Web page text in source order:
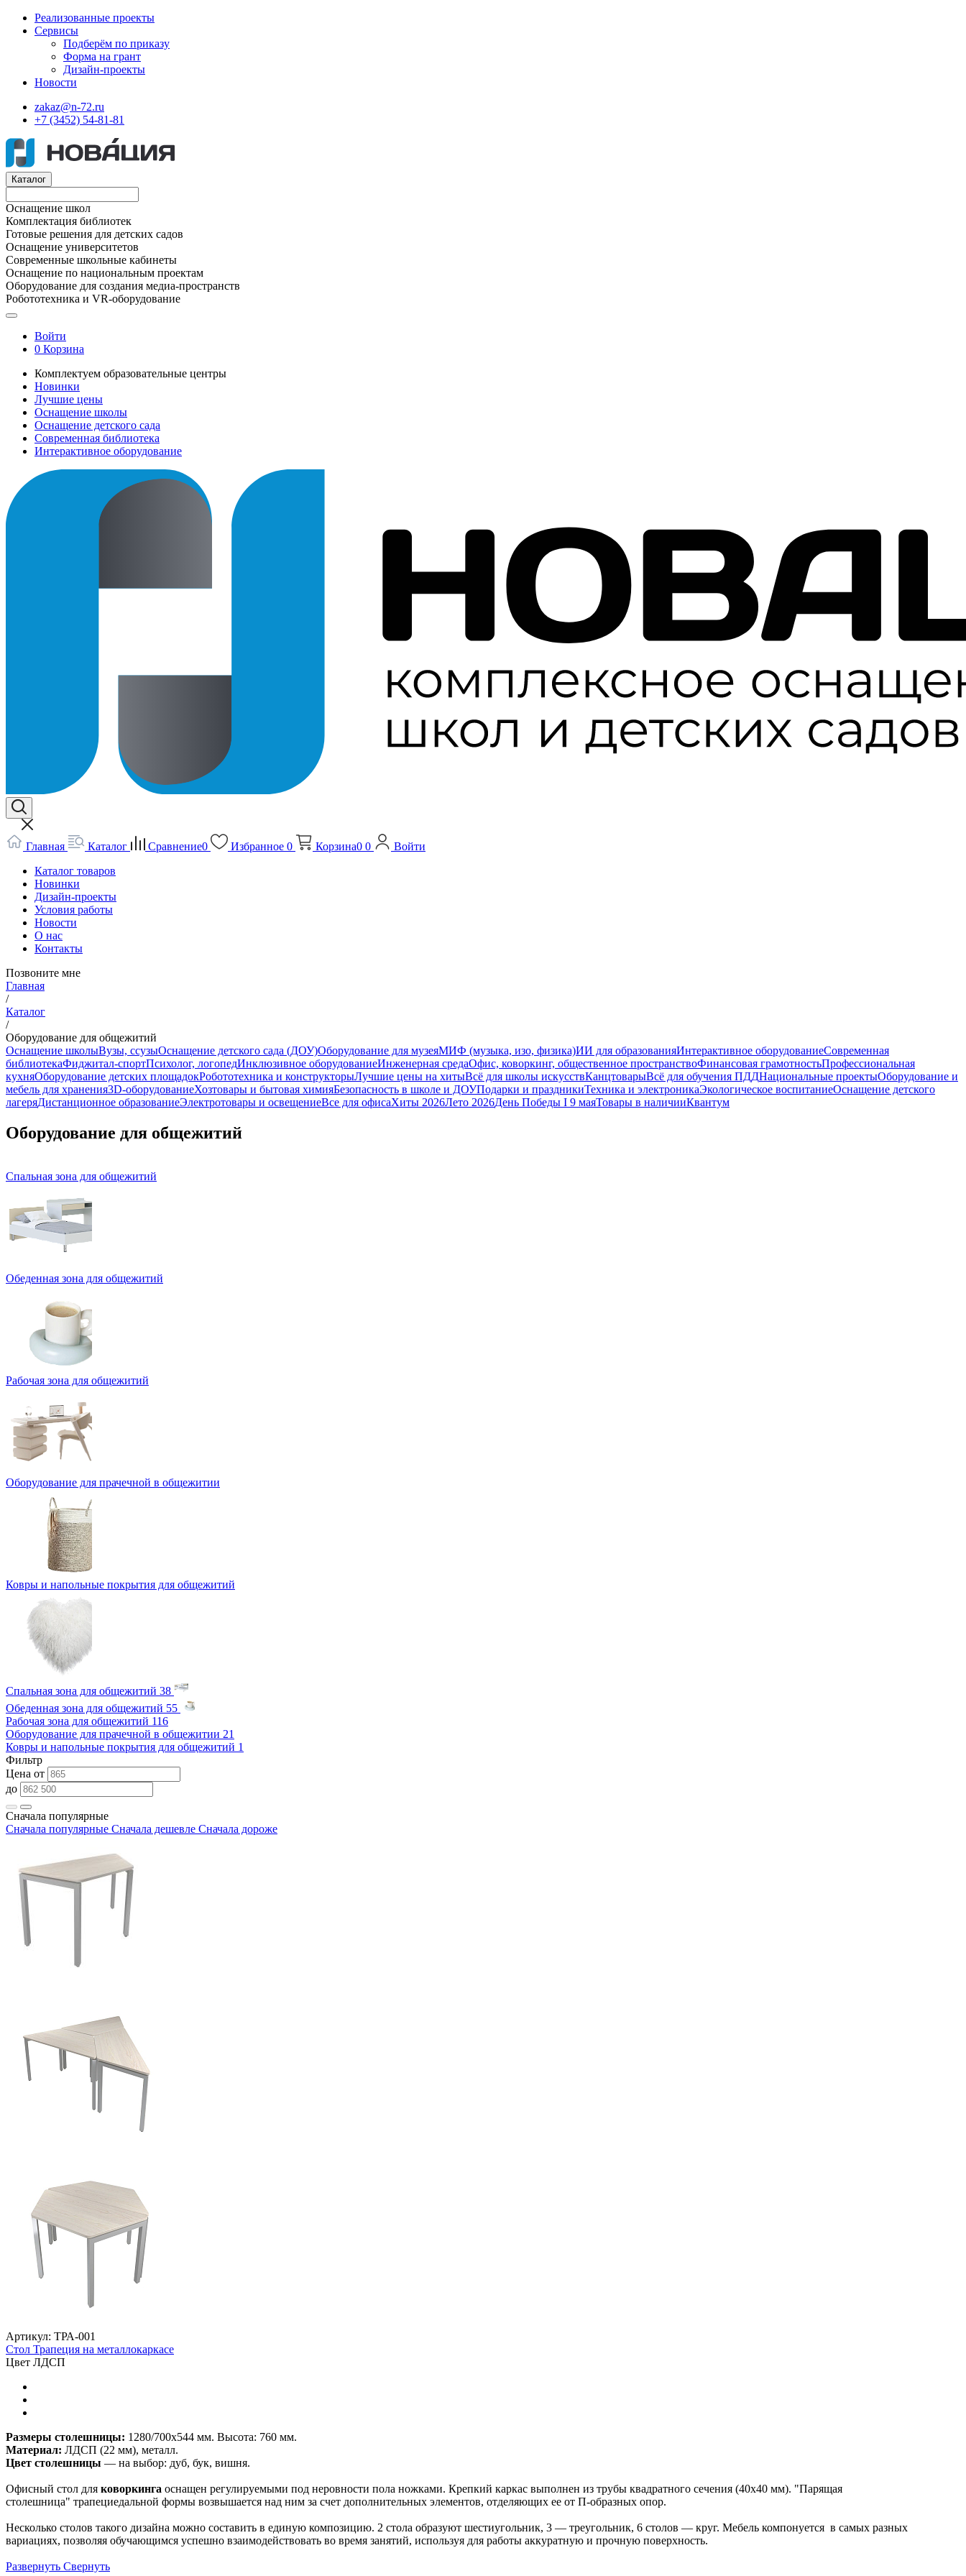
Реализованные проекты
Сервисы
Подберём по приказу
Форма на грант
Дизайн-проекты
Новости
zakaz@n-72.ru
+7 (3452) 54-81-81
Каталог
Оснащение школ
Комплектация библиотек
Готовые решения для детских садов
Оснащение университетов
Современные школьные кабинеты
Оснащение по национальным проектам
Оборудование для создания медиа-пространств
Робототехника и VR-оборудование
Войти
0 Корзина
Комплектуем образовательные центры
Новинки
Лучшие цены
Оснащение школы
Оснащение детского сада
Современная библиотека
Интерактивное оборудование
Главная Каталог Сравнение0 Избранное 0 Корзина0 0
Войти
Каталог товаров
Новинки
Дизайн-проекты
Условия работы
Новости
О нас
Контакты
Позвоните мне
Главная
/
Каталог
/
Оборудование для общежитий
Оснащение школыВузы, ссузыОснащение детского сада (ДОУ)Оборудование для музеяМИФ (музыка, изо, физика)ИИ для образованияИнтерактивное оборудованиеСовременная
библиотекаФиджитал-спортПсихолог, логопедИнклюзивное оборудованиеИнженерная средаОфис, коворкинг, общественное пространствоФинансовая грамотностьПрофессиональная
кухняОборудование детских площадокРобототехника и конструкторыЛучшие цены на хитыВсё для школы искусствКанцтоварыВсё для обучения ПДДНациональные проектыОборудование и
мебель для хранения3D-оборудованиеХозтовары и бытовая химияБезопасность в школе и ДОУПодарки и праздникиТехника и электроникаЭкологическое воспитаниеОснащение детского
лагеряДистанционное образованиеЭлектротовары и освещениеВсе для офисаХиты 2026Лето 2026День Победы I 9 маяТовары в наличииКвантум
Оборудование для общежитий
Спальная зона для общежитий
Обеденная зона для общежитий
Рабочая зона для общежитий
Оборудование для прачечной в общежитии
Ковры и напольные покрытия для общежитий
Спальная зона для общежитий 38
Обеденная зона для общежитий 55
Рабочая зона для общежитий 116
Оборудование для прачечной в общежитии 21
Ковры и напольные покрытия для общежитий 1
Фильтр
Цена от
до
Сначала популярные
Сначала популярные Сначала дешевле Сначала дороже
Артикул: ТРА-001
Стол Трапеция на металлокаркасе
Цвет ЛДСП
Размеры столешницы: 1280/700х544 мм. Высота: 760 мм.
Материал: ЛДСП (22 мм), металл.
Цвет столешницы — на выбор: дуб, бук, вишня.
Офисный стол для коворкинга оснащен регулируемыми под неровности пола ножками. Крепкий каркас выполнен из трубы квадратного сечения (40х40 мм). "Парящая
столешница" трапециедальной формы возвышается над ним за счет дополнительных элементов, отделяющих ее от П-образных опор.
Несколько столов такого дизайна можно составить в единую композицию. 2 стола образуют шестиугольник, 3 — треугольник, 6 столов — круг. Мебель компонуется в самых разных
вариациях, позволяя обучающимся успешно взаимодействовать во время занятий, используя для работы аккуратную и прочную поверхность.
Развернуть Свернуть